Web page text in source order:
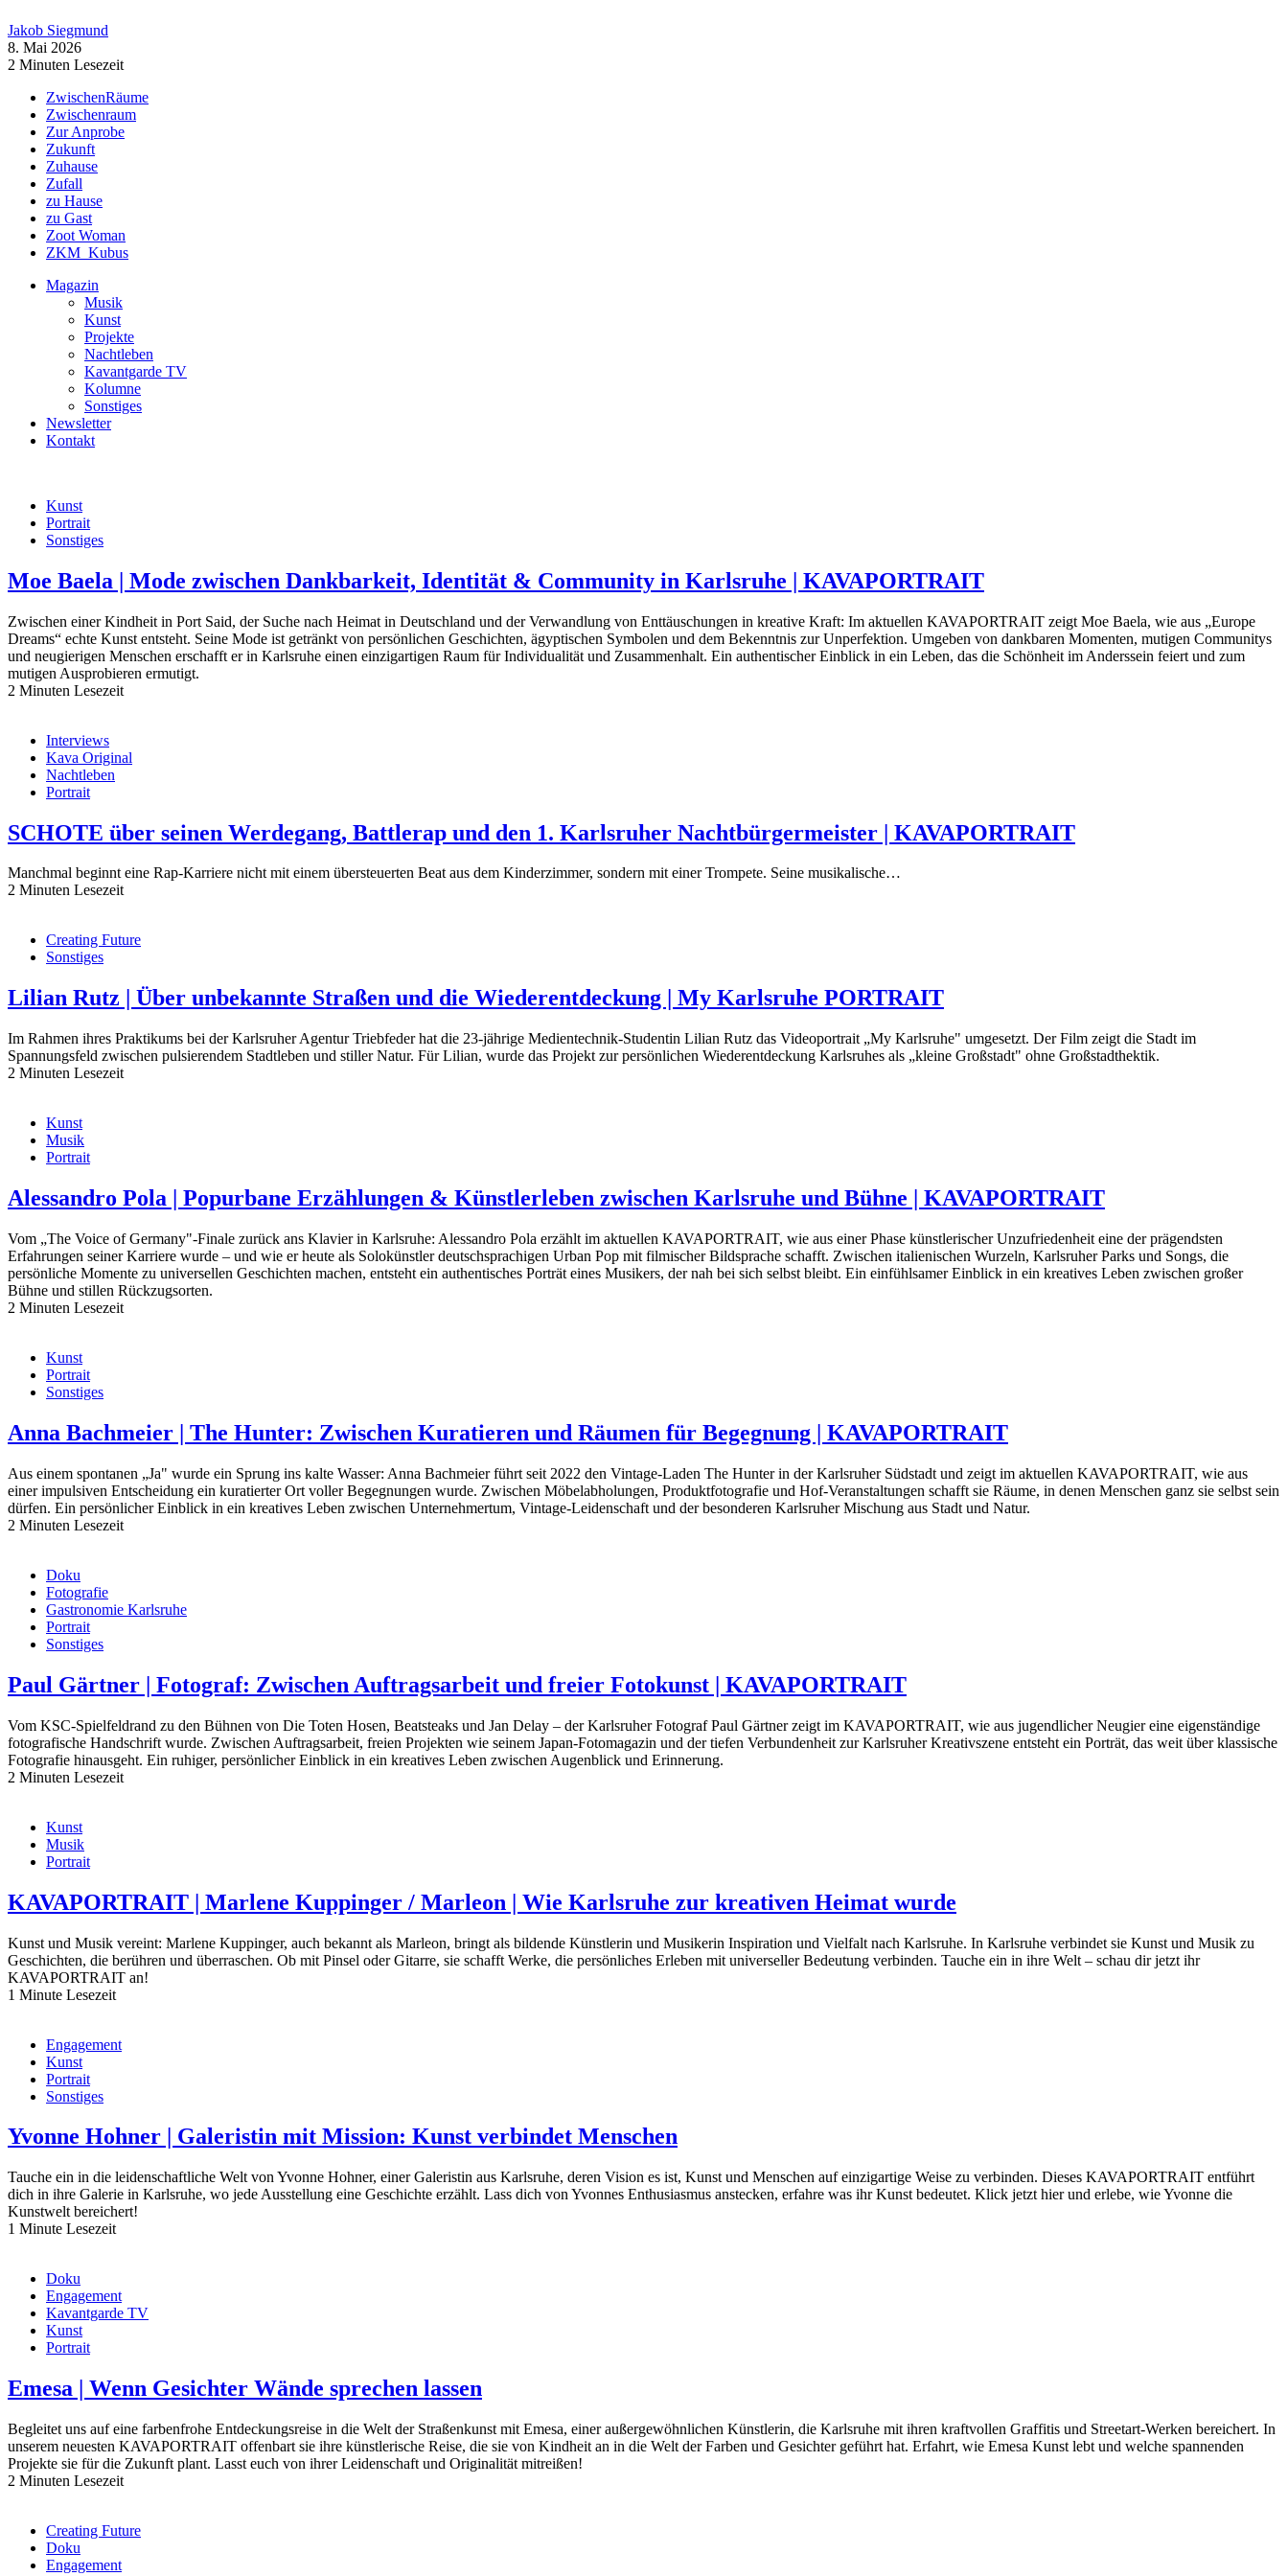
Jakob Siegmund
8. Mai 2026
2 Minuten Lesezeit
ZwischenRäume
Zwischenraum
Zur Anprobe
Zukunft
Zuhause
Zufall
zu Hause
zu Gast
Zoot Woman
ZKM_Kubus
Magazin
Musik
Kunst
Projekte
Nachtleben
Kavantgarde TV
Kolumne
Sonstiges
Newsletter
Kontakt
Kunst
Portrait
Sonstiges
Moe Baela | Mode zwischen Dankbarkeit, Identität & Community in Karlsruhe | KAVAPORTRAIT
Zwischen einer Kindheit in Port Said, der Suche nach Heimat in Deutschland und der Verwandlung von Enttäuschungen in kreative Kraft: Im aktuellen KAVAPORTRAIT zeigt Moe Baela, wie aus „Europe
Dreams“ echte Kunst entsteht. Seine Mode ist getränkt von persönlichen Geschichten, ägyptischen Symbolen und dem Bekenntnis zur Unperfektion. Umgeben von dankbaren Momenten, mutigen Communitys
und neugierigen Menschen erschafft er in Karlsruhe einen einzigartigen Raum für Individualität und Zusammenhalt. Ein authentischer Einblick in ein Leben, das die Schönheit im Anderssein feiert und zum
mutigen Ausprobieren ermutigt.
2 Minuten Lesezeit
Interviews
Kava Original
Nachtleben
Portrait
SCHOTE über seinen Werdegang, Battlerap und den 1. Karlsruher Nachtbürgermeister | KAVAPORTRAIT
Manchmal beginnt eine Rap-Karriere nicht mit einem übersteuerten Beat aus dem Kinderzimmer, sondern mit einer Trompete. Seine musikalische…
2 Minuten Lesezeit
Creating Future
Sonstiges
Lilian Rutz | Über unbekannte Straßen und die Wiederentdeckung | My Karlsruhe PORTRAIT
Im Rahmen ihres Praktikums bei der Karlsruher Agentur Triebfeder hat die 23-jährige Medientechnik-Studentin Lilian Rutz das Videoportrait „My Karlsruhe" umgesetzt. Der Film zeigt die Stadt im
Spannungsfeld zwischen pulsierendem Stadtleben und stiller Natur. Für Lilian, wurde das Projekt zur persönlichen Wiederentdeckung Karlsruhes als „kleine Großstadt" ohne Großstadthektik.
2 Minuten Lesezeit
Kunst
Musik
Portrait
Alessandro Pola | Popurbane Erzählungen & Künstlerleben zwischen Karlsruhe und Bühne | KAVAPORTRAIT
Vom „The Voice of Germany"-Finale zurück ans Klavier in Karlsruhe: Alessandro Pola erzählt im aktuellen KAVAPORTRAIT, wie aus einer Phase künstlerischer Unzufriedenheit eine der prägendsten
Erfahrungen seiner Karriere wurde – und wie er heute als Solokünstler deutschsprachigen Urban Pop mit filmischer Bildsprache schafft. Zwischen italienischen Wurzeln, Karlsruher Parks und Songs, die
persönliche Momente zu universellen Geschichten machen, entsteht ein authentisches Porträt eines Musikers, der nah bei sich selbst bleibt. Ein einfühlsamer Einblick in ein kreatives Leben zwischen großer
Bühne und stillen Rückzugsorten.
2 Minuten Lesezeit
Kunst
Portrait
Sonstiges
Anna Bachmeier | The Hunter: Zwischen Kuratieren und Räumen für Begegnung | KAVAPORTRAIT
Aus einem spontanen „Ja" wurde ein Sprung ins kalte Wasser: Anna Bachmeier führt seit 2022 den Vintage-Laden The Hunter in der Karlsruher Südstadt und zeigt im aktuellen KAVAPORTRAIT, wie aus
einer impulsiven Entscheidung ein kuratierter Ort voller Begegnungen wurde. Zwischen Möbelabholungen, Produktfotografie und Hof-Veranstaltungen schafft sie Räume, in denen Menschen ganz sie selbst sein
dürfen. Ein persönlicher Einblick in ein kreatives Leben zwischen Unternehmertum, Vintage-Leidenschaft und der besonderen Karlsruher Mischung aus Stadt und Natur.
2 Minuten Lesezeit
Doku
Fotografie
Gastronomie Karlsruhe
Portrait
Sonstiges
Paul Gärtner | Fotograf: Zwischen Auftragsarbeit und freier Fotokunst | KAVAPORTRAIT
Vom KSC-Spielfeldrand zu den Bühnen von Die Toten Hosen, Beatsteaks und Jan Delay – der Karlsruher Fotograf Paul Gärtner zeigt im KAVAPORTRAIT, wie aus jugendlicher Neugier eine eigenständige
fotografische Handschrift wurde. Zwischen Auftragsarbeit, freien Projekten wie seinem Japan-Fotomagazin und der tiefen Verbundenheit zur Karlsruher Kreativszene entsteht ein Porträt, das weit über klassische
Fotografie hinausgeht. Ein ruhiger, persönlicher Einblick in ein kreatives Leben zwischen Augenblick und Erinnerung.
2 Minuten Lesezeit
Kunst
Musik
Portrait
KAVAPORTRAIT | Marlene Kuppinger / Marleon | Wie Karlsruhe zur kreativen Heimat wurde
Kunst und Musik vereint: Marlene Kuppinger, auch bekannt als Marleon, bringt als bildende Künstlerin und Musikerin Inspiration und Vielfalt nach Karlsruhe. In Karlsruhe verbindet sie Kunst und Musik zu
Geschichten, die berühren und überraschen. Ob mit Pinsel oder Gitarre, sie schafft Werke, die persönliches Erleben mit universeller Bedeutung verbinden. Tauche ein in ihre Welt – schau dir jetzt ihr
KAVAPORTRAIT an!
1 Minute Lesezeit
Engagement
Kunst
Portrait
Sonstiges
Yvonne Hohner | Galeristin mit Mission: Kunst verbindet Menschen
Tauche ein in die leidenschaftliche Welt von Yvonne Hohner, einer Galeristin aus Karlsruhe, deren Vision es ist, Kunst und Menschen auf einzigartige Weise zu verbinden. Dieses KAVAPORTRAIT entführt
dich in ihre Galerie in Karlsruhe, wo jede Ausstellung eine Geschichte erzählt. Lass dich von Yvonnes Enthusiasmus anstecken, erfahre was ihr Kunst bedeutet. Klick jetzt hier und erlebe, wie Yvonne die
Kunstwelt bereichert!
1 Minute Lesezeit
Doku
Engagement
Kavantgarde TV
Kunst
Portrait
Emesa | Wenn Gesichter Wände sprechen lassen
Begleitet uns auf eine farbenfrohe Entdeckungsreise in die Welt der Straßenkunst mit Emesa, einer außergewöhnlichen Künstlerin, die Karlsruhe mit ihren kraftvollen Graffitis und Streetart-Werken bereichert. In
unserem neuesten KAVAPORTRAIT offenbart sie ihre künstlerische Reise, die sie von Kindheit an in die Welt der Farben und Gesichter geführt hat. Erfahrt, wie Emesa Kunst lebt und welche spannenden
Projekte sie für die Zukunft plant. Lasst euch von ihrer Leidenschaft und Originalität mitreißen!
2 Minuten Lesezeit
Creating Future
Doku
Engagement